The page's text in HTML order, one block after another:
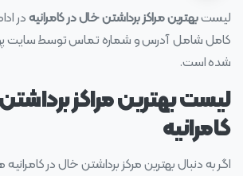
لیستبهترین مراکز برداشتن خال در کامرانیهدر
کامل شامل آدرس و شماره تماس توسط
شده است.
لیست بهترین مراکز
کامرانیه
اگر به دنبال بهترین مرکز برداشتن خال در